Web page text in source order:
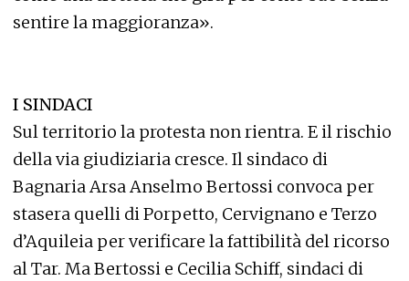
sentire la maggioranza».
I SINDACI
Sul territorio la protesta non rientra. E il rischio
della via giudiziaria cresce. Il sindaco di
Bagnaria Arsa Anselmo Bertossi convoca per
stasera quelli di Porpetto, Cervignano e Terzo
d’Aquileia per verificare la fattibilità del ricorso
al Tar. Ma Bertossi e Cecilia Schiff, sindaci di